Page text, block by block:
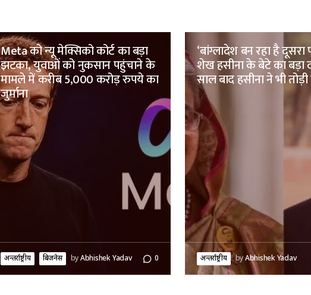
Meta को न्यू मेक्सिको कोर्ट का बड़ा
झटका, युवाओं को नुकसान पहुंचाने के
मामले में करीब 5,000 करोड़ रुपये का
जुर्माना
अन्तर्राष्ट्रीय बिजनेस byAbhishek Yadav 0
‘बांग्लादेश बन रहा है दूसरा
शेख हसीना के बेटे का बड़ा
साल बाद हसीना ने भी तोड़ी
अन्तर्राष्ट्रीय byAbhishek Yadav